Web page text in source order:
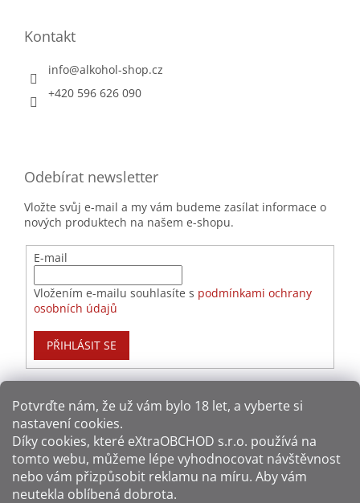
Potvrďte nám​​, že už vám bylo 18 let, a vyberte si
nastavení cookies.
Díky cookies, které eXtraOBCHOD s.r.o. používá na
tomto webu, můžeme lépe vyhodnocovat návštěvnost
nebo vám přizpůsobit reklamu na míru. Aby vám
neutekla oblíbená dobrota.
Kontakt
info@alkohol-shop.cz
+420 596 626 090
Odebírat newsletter
Vložte svůj e-mail a my vám budeme zasílat informace o
nových produktech na našem e-shopu.
E-mail
Vložením e-mailu souhlasíte s podmínkami ochrany
osobních údajů
PŘIHLÁSIT SE
Způsoby dopravy: